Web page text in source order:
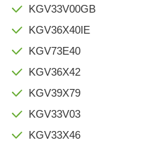
KGV33V00GB
KGV36X40IE
KGV73E40
KGV36X42
KGV39X79
KGV33V03
KGV33X46